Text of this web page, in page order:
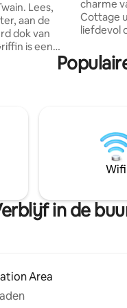
Lees,
aan de
dok van
aangedreven
uit elkaar
charme
Cottage uit 1929.
liefdevol
comfort
Ons huis
biedt
vanWifi
in de
Area